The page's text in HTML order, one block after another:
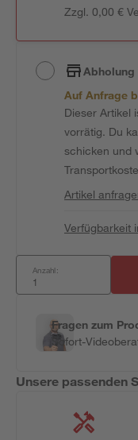
Zzgl. 0,00 €
Auf Anfrage
Dieser Artikel
vorrätig. Du
schicken und
Artikel
Verfügbarkeit
Anzahl:
Fragen zum
Sofort-
Unsere passenden